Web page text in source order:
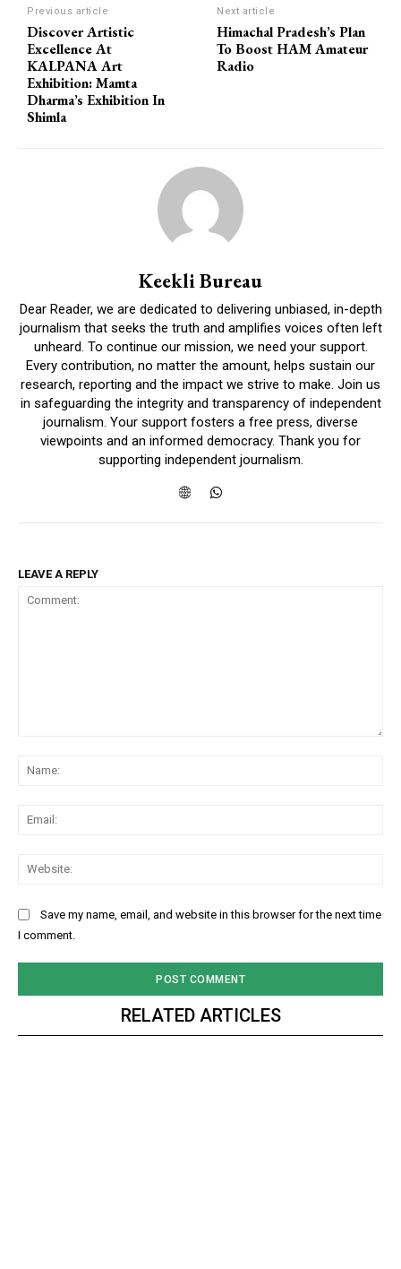
Previous article
Discover Artistic
Excellence At
KALPANA Art
Exhibition: Mamta
Dharma’s Exhibition In
Shimla
Next article
Himachal Pradesh’s Plan
To Boost HAM Amateur
Radio
Keekli Bureau
Dear Reader, we are dedicated to delivering unbiased, in-depth
journalism that seeks the truth and amplifies voices often left
unheard. To continue our mission, we need your support.
Every contribution, no matter the amount, helps sustain our
research, reporting and the impact we strive to make. Join us
in safeguarding the integrity and transparency of independent
journalism. Your support fosters a free press, diverse
viewpoints and an informed democracy. Thank you for
supporting independent journalism.
LEAVE A REPLY
Save my name, email, and website in this browser for the next time
I comment.
RELATED ARTICLES